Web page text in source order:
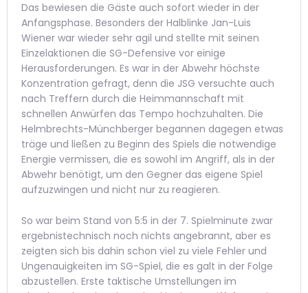
Das bewiesen die Gäste auch sofort wieder in der
Anfangsphase. Besonders der Halblinke Jan-Luis
Wiener war wieder sehr agil und stellte mit seinen
Einzelaktionen die SG-Defensive vor einige
Herausforderungen. Es war in der Abwehr höchste
Konzentration gefragt, denn die JSG versuchte auch
nach Treffern durch die Heimmannschaft mit
schnellen Anwürfen das Tempo hochzuhalten. Die
Helmbrechts-Münchberger begannen dagegen etwas
träge und ließen zu Beginn des Spiels die notwendige
Energie vermissen, die es sowohl im Angriff, als in der
Abwehr benötigt, um den Gegner das eigene Spiel
aufzuzwingen und nicht nur zu reagieren.
So war beim Stand von 5:5 in der 7. Spielminute zwar
ergebnistechnisch noch nichts angebrannt, aber es
zeigten sich bis dahin schon viel zu viele Fehler und
Ungenauigkeiten im SG-Spiel, die es galt in der Folge
abzustellen. Erste taktische Umstellungen im